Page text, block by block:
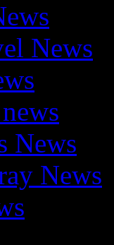
News
News
News